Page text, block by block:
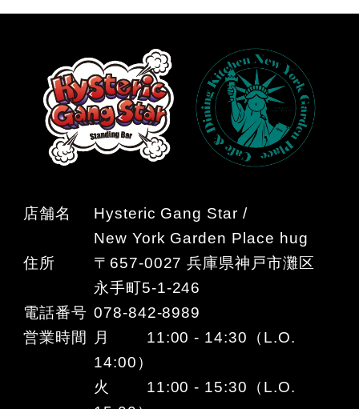
店舗名
Hysteric Gang Star /
New York Garden Place hug
住所
〒657-0027 兵庫県神戸市灘区
永手町5-1-246
電話番号 078-842-8989
営業時間
月 11:00 - 14:30（L.O.
14:00）
火 11:00 - 15:30（L.O.